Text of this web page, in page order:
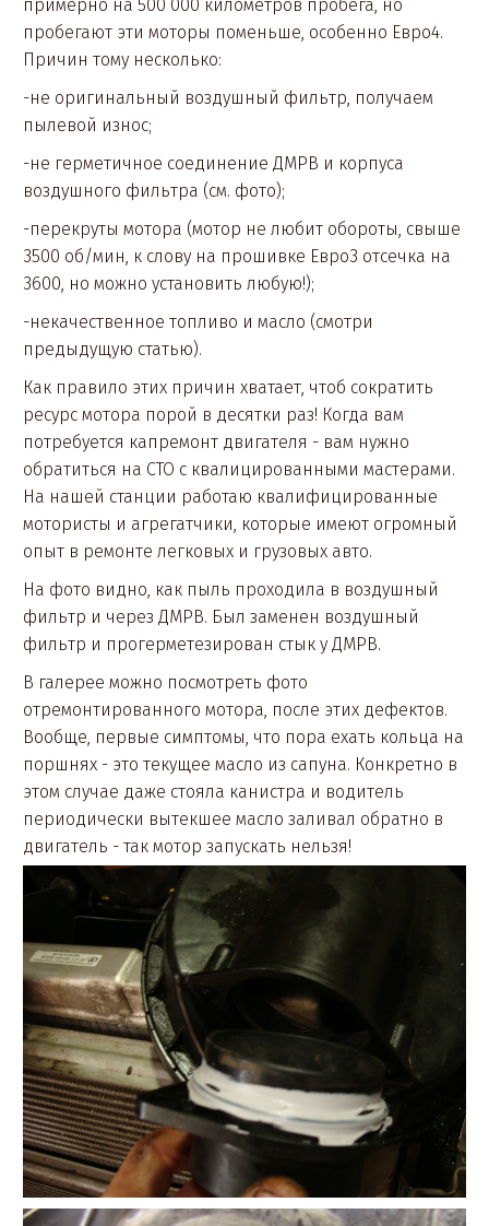
примерно на 500 000 километров пробега, но
пробегают эти моторы поменьше, особенно Евро4.
Причин тому несколько:
-не оригинальный воздушный фильтр, получаем
пылевой износ;
-не герметичное соединение ДМРВ и корпуса
воздушного фильтра (см. фото);
-перекруты мотора (мотор не любит обороты, свыше
3500 об/мин, к слову на прошивке Евро3 отсечка на
3600, но можно установить любую!);
-некачественное топливо и масло (смотри
предыдущую статью).
Как правило этих причин хватает, чтоб сократить
ресурс мотора порой в десятки раз! Когда вам
потребуется капремонт двигателя - вам нужно
обратиться на СТО с квалицированными мастерами.
На нашей станции работаю квалифицированные
мотористы и агрегатчики, которые имеют огромный
опыт в ремонте легковых и грузовых авто.
На фото видно, как пыль проходила в воздушный
фильтр и через ДМРВ. Был заменен воздушный
фильтр и прогерметезирован стык у ДМРВ.
В галерее можно посмотреть фото
отремонтированного мотора, после этих дефектов.
Вообще, первые симптомы, что пора ехать кольца на
поршнях - это текущее масло из сапуна. Конкретно в
этом случае даже стояла канистра и водитель
периодически вытекшее масло заливал обратно в
двигатель - так мотор запускать нельзя!